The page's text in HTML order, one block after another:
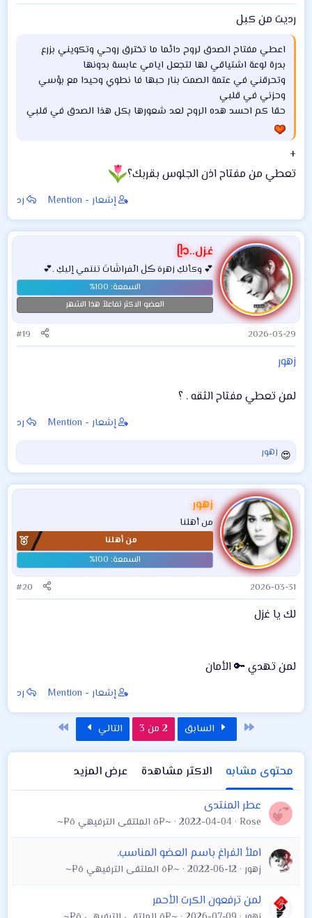
رديت من كبل
اعطي مفتاح الصدق لروح دائما ما تخترق روحي وتكويني بزرع
بدرة لوعة اشتياقي لها لتجعل ايامي عابسة بدونها
وتحرقني في عتمة الصمت بنار حبها فا نطوي وحيدا مع بؤسي
وحزني في قلبي
حقا كم احسد هده الروح لعد شعورها بكل هذا الصدق في قلبي
+
تعطي من مفتاح اذن الجلوس بقربك؟
إشعار - Mention رد
غزل..ᥫ᭡
💕 وكأنكِ زهرهَ ڪلٰ الٓفراشَاتَ تنتمي إليكِ .💕
العضو الاكثر تفاعلاً هذا الشهر
2026-03-29
#19
زهور
لمن تعطي مفتاح الثقه . ؟
إشعار - Mention رد
ا
ل
ت
ف
ا
ع
ل
ا
ت
:
زهور
زهور
من أهلنا
من أهلنا
2026-03-31
#20
لك يا غزل
لمن تهدي 🔑 الأمان
إشعار - Mention رد
الأول السابق 2 من 3 التالي
محتوى مشابه الاكثر مشاهدة
عرض المزيد
عطر المنتدى
Rose
2022-04-04 ~¤ô الملتقى الترفيهي ô¤~
املأ الفراغ باسم العضو المناسب.
زهور 2022-06-12 ~¤ô الملتقى الترفيهي ô¤~
لمن ترفعون الكرت الأحمر